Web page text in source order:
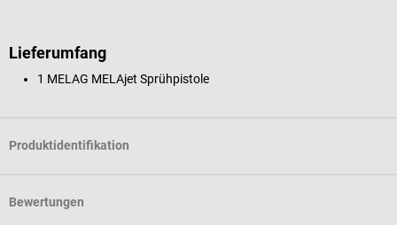
Lieferumfang
1 MELAG MELAjet Sprühpistole
Produktidentifikation
Bewertungen